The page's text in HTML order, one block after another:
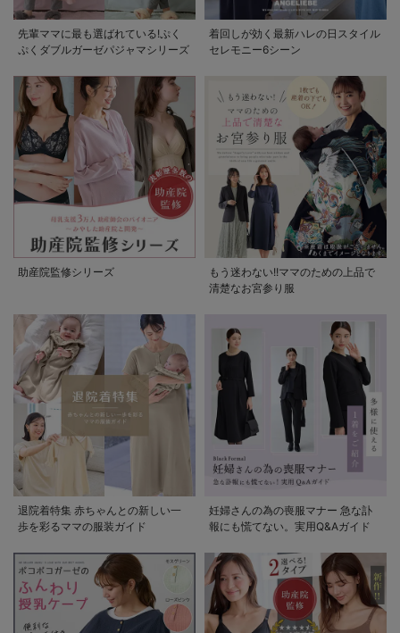
先輩ママに最も選ばれている!ぷく
ぷくダブルガーゼパジャマシリーズ
着回しが効く最新ハレの日スタイル
セレモニー6シーン
助産院監修シリーズ
もう迷わない!!ママのための上品で
清楚なお宮参り服
退院着特集 赤ちゃんとの新しい一
歩を彩るママの服装ガイド
妊婦さんの為の喪服マナー 急な訃
報にも慌てない。実用Q&Aガイド